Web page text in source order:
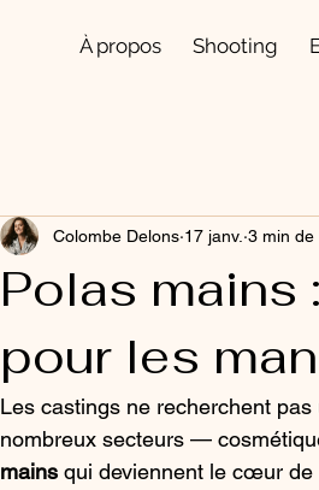
À propos Shooting
Polas
pour les
Colombe Delons 17 janv. 3 min de
Les castings ne recherchent
nombreux secteurs —
mains qui deviennent le cœur de